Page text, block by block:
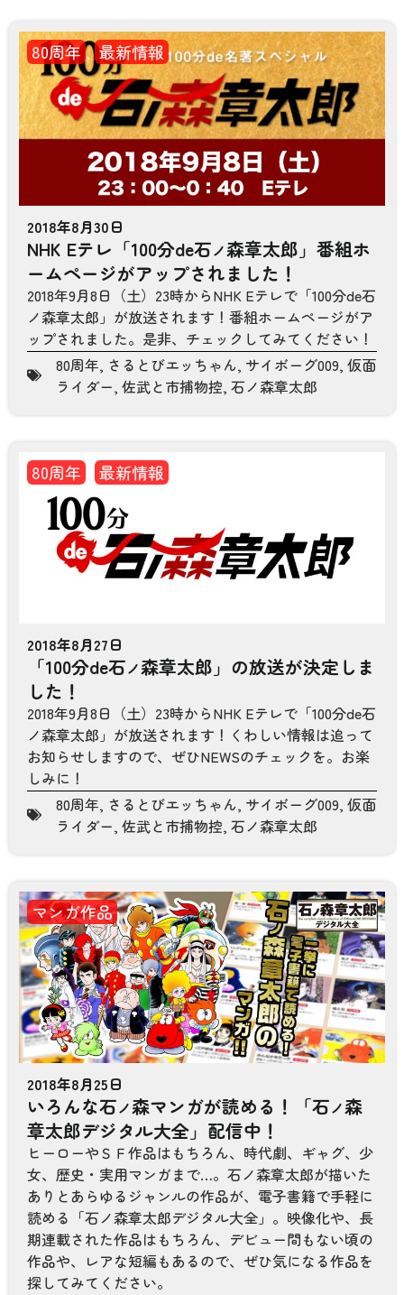
80周年,最新情報
2018年8月30日
NHK Eテレ「100分de石ノ森章太郎」番組ホ
ームページがアップされました！
2018年9月8日（土）23時からNHK Eテレで「100分de石
ノ森章太郎」が放送されます！番組ホームページがア
ップされました。是非、チェックしてみてください！
80周年, さるとびエッちゃん, サイボーグ009, 仮面
ライダー, 佐武と市捕物控, 石ノ森章太郎
80周年 最新情報
2018年8月27日
「100分de石ノ森章太郎」の放送が決定しま
した！
2018年9月8日（土）23時からNHK Eテレで「100分de石
ノ森章太郎」が放送されます！くわしい情報は追って
お知らせしますので、ぜひNEWSのチェックを。お楽
しみに！
80周年, さるとびエッちゃん, サイボーグ009, 仮面
ライダー, 佐武と市捕物控, 石ノ森章太郎
マンガ作品
2018年8月25日
いろんな石ノ森マンガが読める！「石ノ森
章太郎デジタル大全」配信中！
ヒーローやＳＦ作品はもちろん、時代劇、ギャグ、少
女、歴史・実用マンガまで…。石ノ森章太郎が描いた
ありとあらゆるジャンルの作品が、電子書籍で手軽に
読める「石ノ森章太郎デジタル大全」。映像化や、長
期連載された作品はもちろん、デビュー間もない頃の
作品や、レアな短編もあるので、ぜひ気になる作品を
探してみてください。